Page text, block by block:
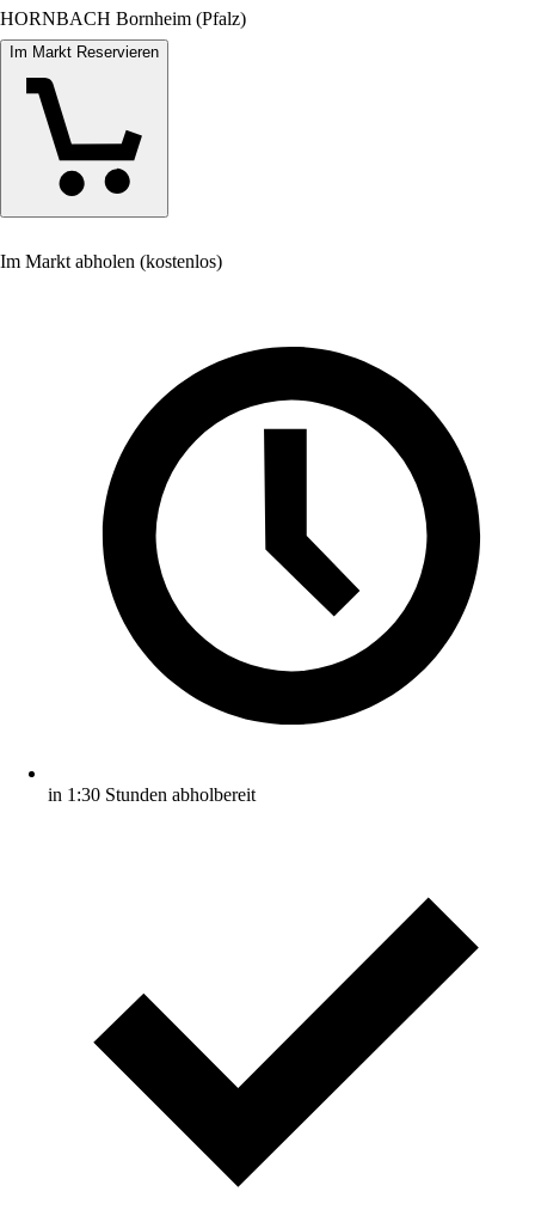
HORNBACH Bornheim (Pfalz)
Im Markt Reservieren
Im Markt abholen (kostenlos)
in 1:30 Stunden abholbereit